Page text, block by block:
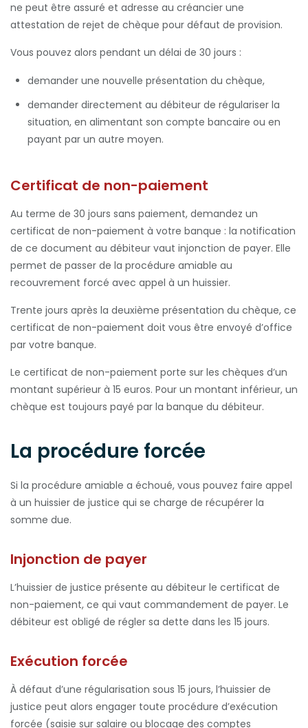
ne peut être assuré et adresse au créancier une
attestation de rejet de chèque pour défaut de provision.
Vous pouvez alors pendant un délai de 30 jours :
demander une nouvelle présentation du chèque,
demander directement au débiteur de régulariser la
situation, en alimentant son compte bancaire ou en
payant par un autre moyen.
Certificat de non-paiement
Au terme de 30 jours sans paiement, demandez un
certificat de non-paiement à votre banque : la notification
de ce document au débiteur vaut injonction de payer. Elle
permet de passer de la procédure amiable au
recouvrement forcé avec appel à un huissier.
Trente jours après la deuxième présentation du chèque, ce
certificat de non-paiement doit vous être envoyé d’office
par votre banque.
Le certificat de non-paiement porte sur les chèques d’un
montant supérieur à 15 euros. Pour un montant inférieur, un
chèque est toujours payé par la banque du débiteur.
La procédure forcée
Si la procédure amiable a échoué, vous pouvez faire appel
à un huissier de justice qui se charge de récupérer la
somme due.
Injonction de payer
L’huissier de justice présente au débiteur le certificat de
non-paiement, ce qui vaut commandement de payer. Le
débiteur est obligé de régler sa dette dans les 15 jours.
Exécution forcée
À défaut d’une régularisation sous 15 jours, l’huissier de
justice peut alors engager toute procédure d’exécution
forcée (saisie sur salaire ou blocage des comptes